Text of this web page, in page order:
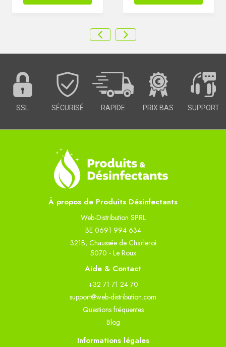
SSL SÉCURISÉ RAPIDE PRIX BAS SUPPORT
À propos de Produits Désinfectants
Web-Distribution SPRL
BE 0691 994 634
321B, Chaussée de Charleroi
5070 - Le Roux
Aide & Contact
+32 71 71 24 70
support@web-distribution.com
Questions fréquentes
Blog
Informations légales